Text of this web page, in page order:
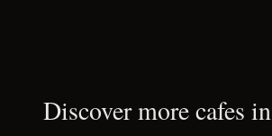
Discover more cafes in